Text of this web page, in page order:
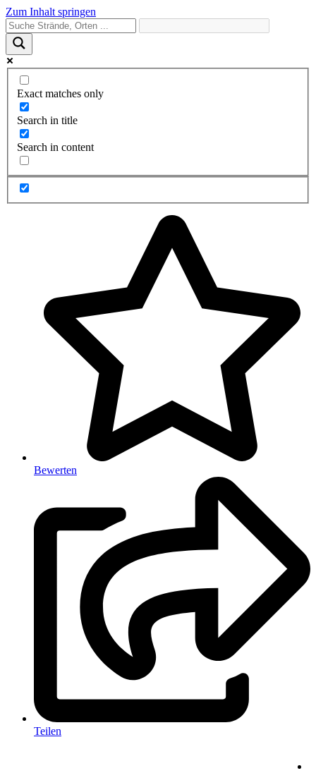
Zum Inhalt springen
Exact matches only
Search in title
Search in content
Bewerten
Teilen